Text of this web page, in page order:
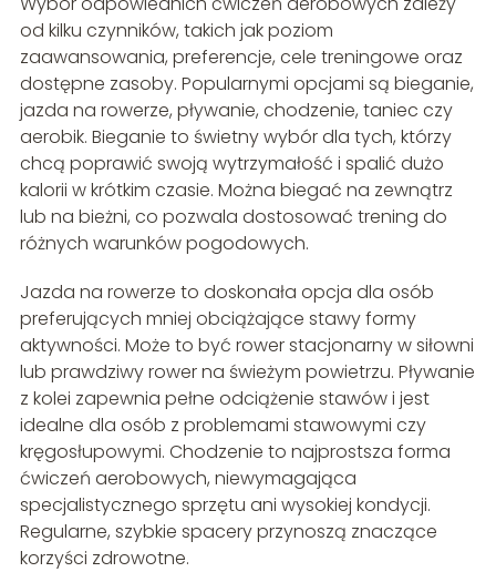
od kilku czynników, takich jak poziom
zaawansowania, preferencje, cele treningowe oraz
dostępne zasoby. Popularnymi opcjami są bieganie,
jazda na rowerze, pływanie, chodzenie, taniec czy
aerobik. Bieganie to świetny wybór dla tych, którzy
chcą poprawić swoją wytrzymałość i spalić dużo
kalorii w krótkim czasie. Można biegać na zewnątrz
lub na bieżni, co pozwala dostosować trening do
różnych warunków pogodowych.
Jazda na rowerze to doskonała opcja dla osób
preferujących mniej obciążające stawy formy
aktywności. Może to być rower stacjonarny w siłowni
lub prawdziwy rower na świeżym powietrzu. Pływanie
z kolei zapewnia pełne odciążenie stawów i jest
idealne dla osób z problemami stawowymi czy
kręgosłupowymi. Chodzenie to najprostsza forma
ćwiczeń aerobowych, niewymagająca
specjalistycznego sprzętu ani wysokiej kondycji.
Regularne, szybkie spacery przynoszą znaczące
korzyści zdrowotne.